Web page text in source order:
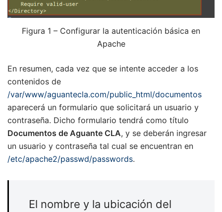
Figura 1 – Configurar la autenticación básica en
Apache
En resumen, cada vez que se intente acceder a los
contenidos de
/var/www/aguantecla.com/public_html/documentos
aparecerá un formulario que solicitará un usuario y
contraseña. Dicho formulario tendrá como título
Documentos de Aguante CLA, y se deberán ingresar
un usuario y contraseña tal cual se encuentran en
/etc/apache2/passwd/passwords.
El nombre y la ubicación del